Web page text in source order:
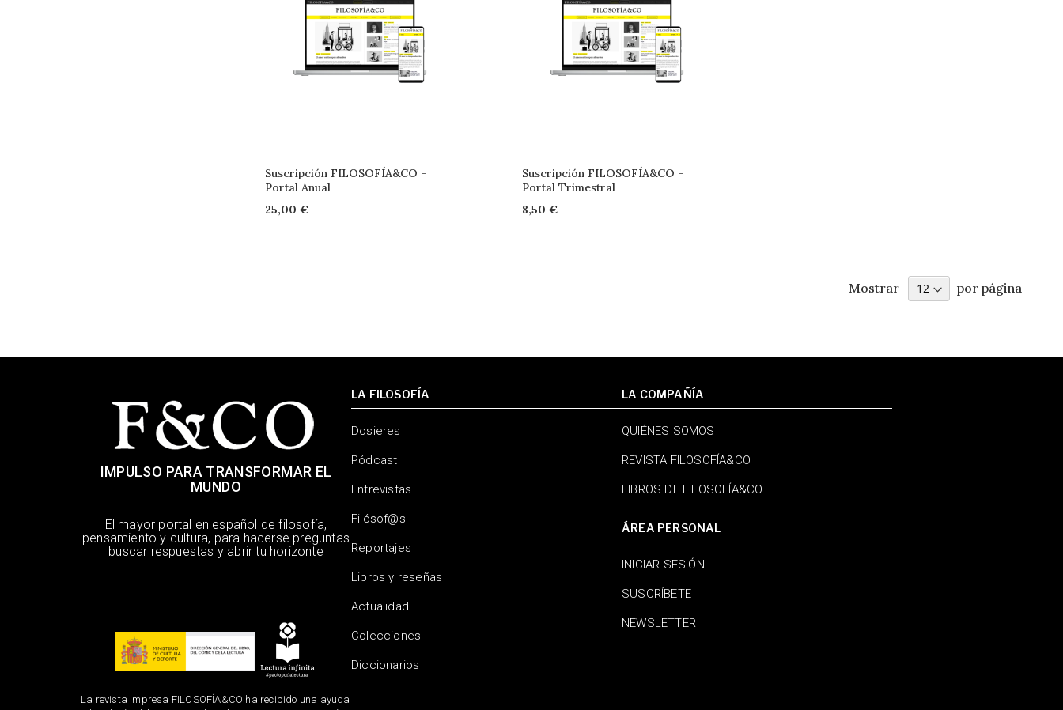
Suscripción FILOSOFÍA&CO -
Portal Anual
25,00 €
Suscripción FILOSOFÍA&CO -
Portal Trimestral
8,50 €
Mostrar por página
IMPULSO PARA TRANSFORMAR EL
MUNDO
El mayor portal en español de filosofía,
pensamiento y cultura, para hacerse preguntas
buscar respuestas y abrir tu horizonte
La revista impresa FILOSOFÍA&CO ha recibido una ayuda
LA FILOSOFÍA
Dosieres
Pódcast
Entrevistas
Filósof@s
Reportajes
Libros y reseñas
Actualidad
Colecciones
Diccionarios
LA COMPAÑÍA
QUIÉNES SOMOS
REVISTA FILOSOFÍA&CO
LIBROS DE FILOSOFÍA&CO
ÁREA PERSONAL
INICIAR SESIÓN
SUSCRÍBETE
NEWSLETTER